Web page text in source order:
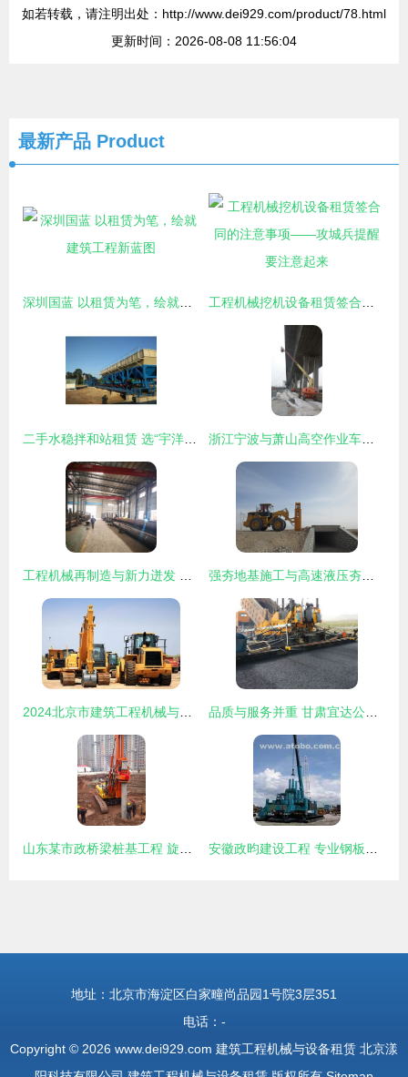
如若转载，请注明出处：http://www.dei929.com/product/78.html
更新时间：2026-08-08 11:56:04
最新产品 Product
地址：北京市海淀区白家疃尚品园1号院3层351
电话：-
Copyright © 2026 www.dei929.com 建筑工程机械与设备租赁 北京漾